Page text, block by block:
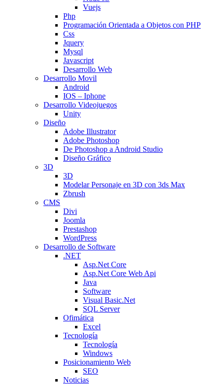
Vuejs
Php
Programación Orientada a Objetos con PHP
Css
Jquery
Mysql
Javascript
Desarrollo Web
Desarrollo Movil
Android
IOS – Iphone
Desarrollo Videojuegos
Unity
Diseño
Adobe Illustrator
Adobe Photoshop
De Photoshop a Android Studio
Diseño Gráfico
3D
3D
Modelar Personaje en 3D con 3ds Max
Zbrush
CMS
Divi
Joomla
Prestashop
WordPress
Desarrollo de Software
.NET
Asp.Net Core
Asp.Net Core Web Api
Java
Software
Visual Basic.Net
SQL Server
Ofimática
Excel
Tecnología
Tecnología
Windows
Posicionamiento Web
SEO
Noticias